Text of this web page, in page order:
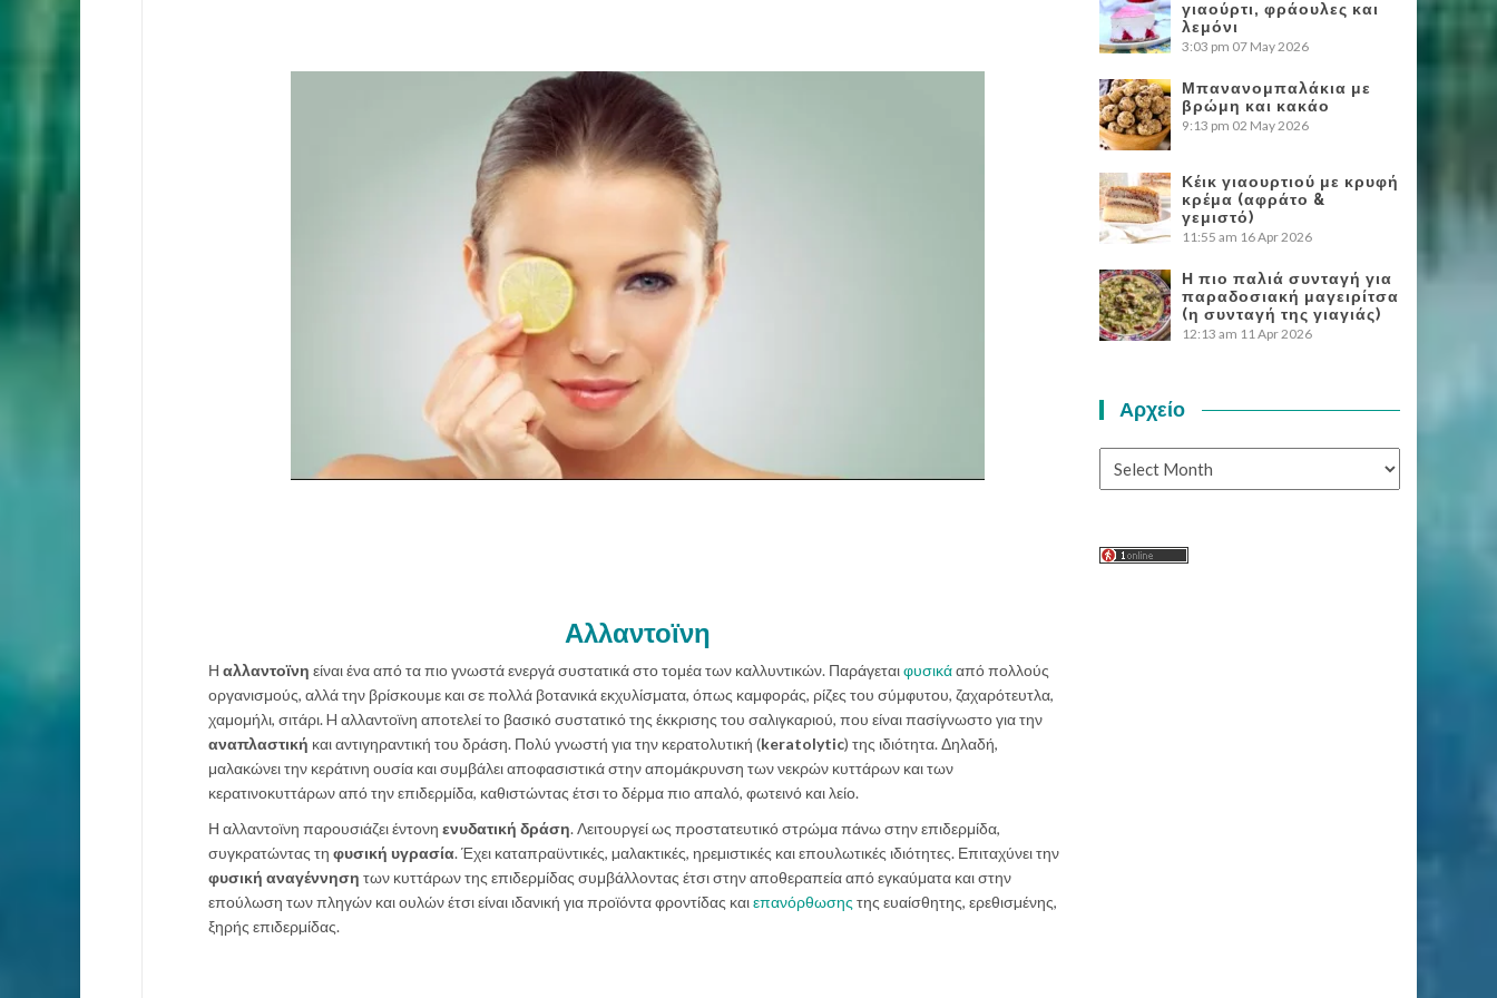
Αλλαντοϊνη
Η αλλαντοϊνη είναι ένα από τα πιο γνωστά ενεργά συστατικά στο τομέα των καλλυντικών. Παράγεταιφυσικάαπό πολλούς
οργανισμούς, αλλά την βρίσκουμε και σε πολλά βοτανικά εκχυλίσματα, όπως καμφοράς, ρίζες του σύμφυτου, ζαχαρότευτλα,
χαμομήλι, σιτάρι. H αλλαντοϊνη αποτελεί το βασικό συστατικό της έκκρισης του σαλιγκαριού, που είναι πασίγνωστο για την
αναπλαστική και αντιγηραντική του δράση. Πολύ γνωστή για την κερατολυτική (keratolytic) της ιδιότητα. Δηλαδή,
μαλακώνει την κεράτινη ουσία και συμβάλει αποφασιστικά στην απομάκρυνση των νεκρών κυττάρων και των
κερατινοκυττάρων από την επιδερμίδα, καθιστώντας έτσι το δέρμα πιο απαλό, φωτεινό και λείο.
Η αλλαντοϊνη παρουσιάζει έντονη ενυδατική δράση. Λειτουργεί ως προστατευτικό στρώμα πάνω στην επιδερμίδα,
συγκρατώντας τη φυσική υγρασία. Έχει καταπραϋντικές, µαλακτικές, ηρεµιστικές και επουλωτικές ιδιότητες. Επιταχύνει την
φυσική αναγέννηση των κυττάρων της επιδερμίδας συμβάλλοντας έτσι στην αποθεραπεία από εγκαύματα και στην
επούλωση των πληγών και ουλών έτσι είναι ιδανική για προϊόντα φροντίδας καιεπανόρθωσης της ευαίσθητης, ερεθισµένης,
ξηρής επιδερµίδας.
γιαούρτι, φράουλες και
λεμόνι
3:03 pm 07 May 2026
Μπανανομπαλάκια με
βρώμη και κακάο
9:13 pm 02 May 2026
Κέικ γιαουρτιού με κρυφή
κρέμα (αφράτο &
γεμιστό)
11:55 am 16 Apr 2026
Η πιο παλιά συνταγή για
παραδοσιακή μαγειρίτσα
(η συνταγή της γιαγιάς)
12:13 am 11 Apr 2026
Αρχείο